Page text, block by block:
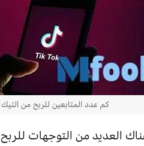
كم عدد المتابعين للربح من
العديد من التوجهات